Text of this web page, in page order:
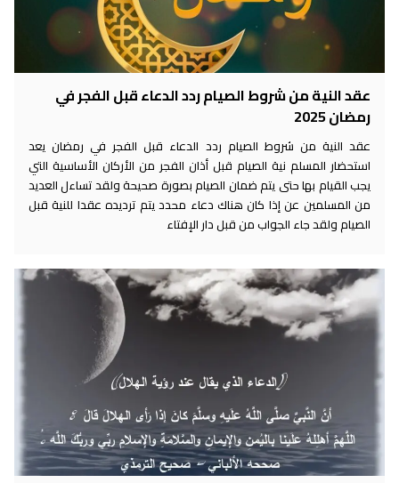
عقد النية من شروط الصيام ردد الدعاء قبل الفجر في
رمضان 2025
عقد النية من شروط الصيام ردد الدعاء قبل الفجر في رمضان يعد
استحضار المسلم نية الصيام قبل أذان الفجر من الأركان الأساسية التي
يجب القيام بها حتى يتم ضمان الصيام بصورة صحيحة ولقد تساءل العديد
من المسلمين عن إذا كان هناك دعاء محدد يتم ترديده عقدا للنية قبل
الصيام ولقد جاء الجواب من قبل دار الإفتاء